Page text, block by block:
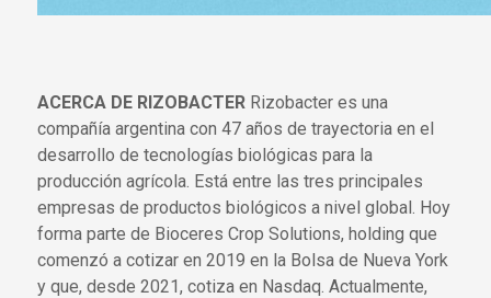
ACERCA DE RIZOBACTERRizobacter es una
compañía argentina con 47 años de trayectoria en el
desarrollo de tecnologías biológicas para la
producción agrícola. Está entre las tres principales
empresas de productos biológicos a nivel global. Hoy
forma parte de Bioceres Crop Solutions, holding que
comenzó a cotizar en 2019 en la Bolsa de Nueva York
y que, desde 2021, cotiza en Nasdaq. Actualmente,